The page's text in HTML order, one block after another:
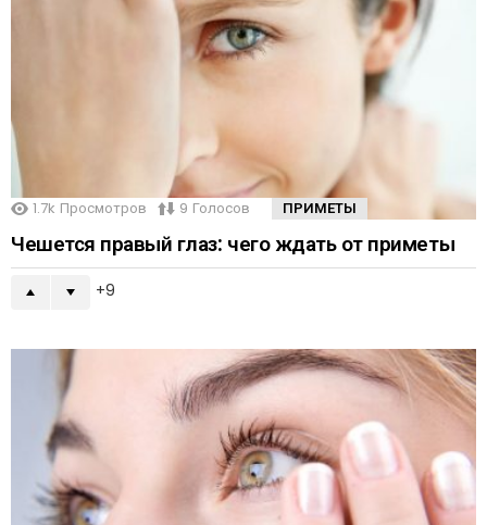
1.7k Просмотров 9 Голосов ПРИМЕТЫ
Чешется правый глаз: чего ждать от приметы
9